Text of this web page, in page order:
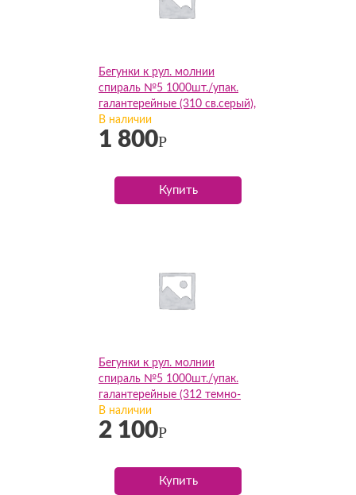
Бегунки к рул. молнии
спираль №5 1000шт./упак.
галантерейные (310 св.серый),
упак
В наличии
1 800Р
Купить
Бегунки к рул. молнии
спираль №5 1000шт./упак.
галантерейные (312 темно-
серый), упак
В наличии
2 100Р
Купить